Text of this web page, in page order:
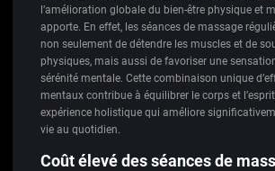
l’amélioration globale du bien-être physique et
apporte. En effet, les séances de massage
non seulement de détendre les muscles et de
physiques, mais aussi de favoriser une
sérénité mentale. Cette combinaison unique
mentaux contribue à équilibrer le corps et
expérience holistique qui améliore
vie au quotidien.
Coût élevé des séances de